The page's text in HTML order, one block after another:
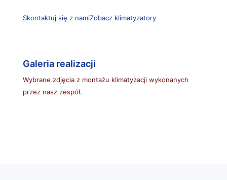
Skontaktuj się z namiZobacz klimatyzatory
Galeria realizacji
Wybrane zdjęcia z montażu klimatyzacji wykonanych
przez nasz zespół.